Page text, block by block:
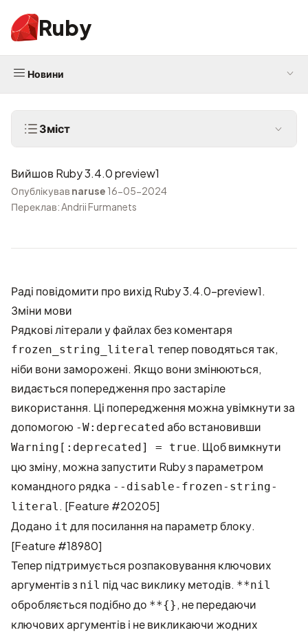
Ruby
Новини
Зміст
Вийшов Ruby 3.4.0 preview1
Опублікував naruse 16-05-2024
Переклав: Andrii Furmanets
Раді повідомити про вихід Ruby 3.4.0-preview1.
Зміни мови
Рядкові літерали у файлах без коментаря
frozen_string_literal тепер поводяться так,
ніби вони заморожені. Якщо вони змінюються,
видається попередження про застаріле
використання. Ці попередження можна увімкнути за
допомогою -W:deprecated або встановивши
Warning[:deprecated] = true. Щоб вимкнути
цю зміну, можна запустити Ruby з параметром
командного рядка --disable-frozen-string-
literal . [Feature #20205]
Додано it для посилання на параметр блоку.
[Feature #18980]
Тепер підтримується розпаковування ключових
аргументів з nil під час виклику методів. **nil
обробляється подібно до **{} , не передаючи
ключових аргументів і не викликаючи жодних